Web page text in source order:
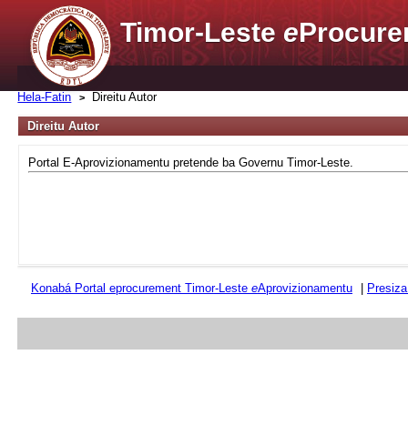
Timor-Lestee
Hela-Fatin Direitu Autor
Direitu Autor
Portal E-Aprovizionamentu pretende ba Governu Timor-Leste.
Konabá Portal eprocurement Timor-Leste eAprovizionamentu